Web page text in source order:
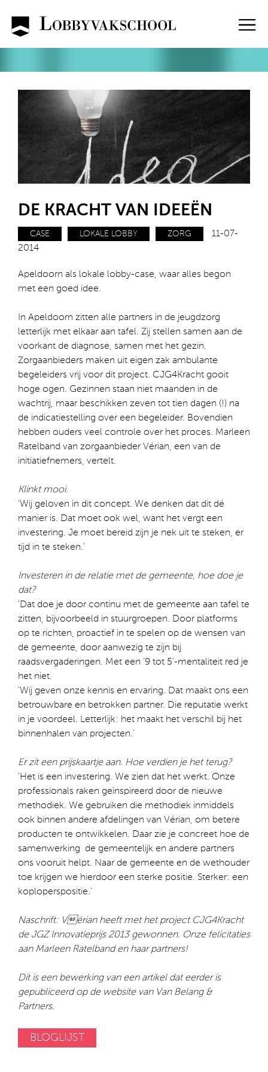
content
DE KRACHT VAN IDEEËN
CASE LOKALE LOBBY ZORG
11-07-
2014
Apeldoorn als lokale lobby-case, waar alles begon
met een goed idee.
In Apeldoorn zitten alle partners in de jeugdzorg
letterlijk met elkaar aan tafel. Zij stellen samen aan de
voorkant de diagnose, samen met het gezin.
Zorgaanbieders maken uit eigen zak ambulante
begeleiders vrij voor dit project. CJG4Kracht gooit
hoge ogen. Gezinnen staan niet maanden in de
wachtrij, maar beschikken zeven tot tien dagen (!) na
de indicatiestelling over een begeleider. Bovendien
hebben ouders veel controle over het proces. Marleen
Ratelband van zorgaanbieder Vérian, een van de
initiatiefnemers, vertelt.
Klinkt mooi.
‘Wij geloven in dit concept. We denken dat dit dé
manier is. Dat moet ook wel, want het vergt een
investering. Je moet bereid zijn je nek uit te steken, er
tijd in te steken.’
Investeren in de relatie met de gemeente, hoe doe je
dat?
‘Dat doe je door continu met de gemeente aan tafel te
zitten, bijvoorbeeld in stuurgroepen. Door platforms
op te richten, proactief in te spelen op de wensen van
de gemeente, door aanwezig te zijn bij
raadsvergaderingen. Met een ‘9 tot 5’-mentaliteit red je
het niet.
‘Wij geven onze kennis en ervaring. Dat maakt ons een
betrouwbare en betrokken partner. Die reputatie werkt
in je voordeel. Letterlijk: het maakt het verschil bij het
binnenhalen van projecten.’
Er zit een prijskaartje aan. Hoe verdien je het terug?
‘Het is een investering. We zien dat het werkt. Onze
professionals raken geïnspireerd door de nieuwe
methodiek. We gebruiken die methodiek inmiddels
ook binnen andere afdelingen van Vérian, om betere
producten te ontwikkelen. Daar zie je concreet hoe de
samenwerking de gemeentelijk en andere partners
ons vooruit helpt. Naar de gemeente en de wethouder
toe krijgen we hierdoor een sterke positie. Sterker: een
koploperspositie.’
Naschrift: Vérian heeft met het project CJG4Kracht
de JGZ Innovatieprijs 2013 gewonnen. Onze felicitaties
aan Marleen Ratelband en haar partners!
Dit is een bewerking van een artikel dat eerder is
gepubliceerd op de website van Van Belang &
Partners.
BLOGLIJST